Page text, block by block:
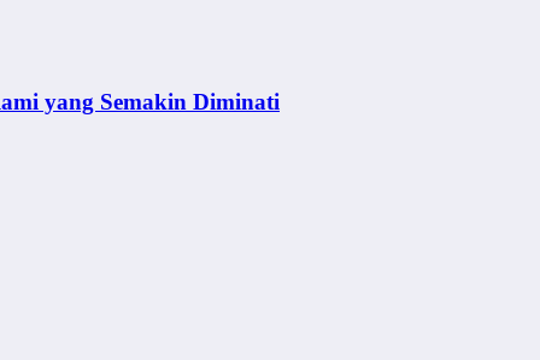
yang Semakin Diminati